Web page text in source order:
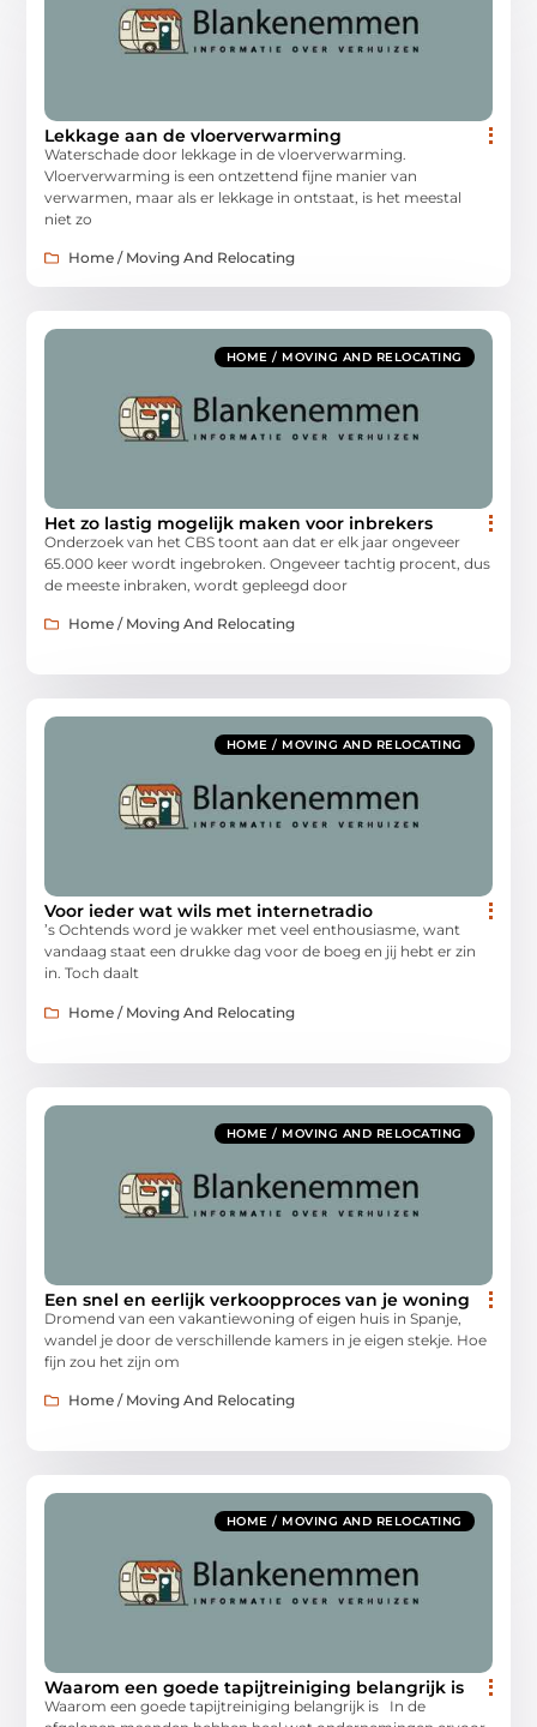
Lekkage aan de vloerverwarming
Waterschade door lekkage in de vloerverwarming.
Vloerverwarming is een ontzettend fijne manier van
verwarmen, maar als er lekkage in ontstaat, is het meestal
niet zo
Home / Moving And Relocating
HOME / MOVING AND RELOCATING
Het zo lastig mogelijk maken voor inbrekers
Onderzoek van het CBS toont aan dat er elk jaar ongeveer
65.000 keer wordt ingebroken. Ongeveer tachtig procent, dus
de meeste inbraken, wordt gepleegd door
Home / Moving And Relocating
HOME / MOVING AND RELOCATING
Voor ieder wat wils met internetradio
’s Ochtends word je wakker met veel enthousiasme, want
vandaag staat een drukke dag voor de boeg en jij hebt er zin
in. Toch daalt
Home / Moving And Relocating
HOME / MOVING AND RELOCATING
Een snel en eerlijk verkoopproces van je woning
Dromend van een vakantiewoning of eigen huis in Spanje,
wandel je door de verschillende kamers in je eigen stekje. Hoe
fijn zou het zijn om
Home / Moving And Relocating
HOME / MOVING AND RELOCATING
Waarom een goede tapijtreiniging belangrijk is
Waarom een goede tapijtreiniging belangrijk is In de